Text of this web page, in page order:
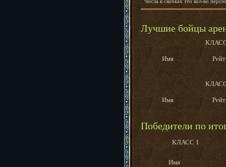
Лучшие бойцы
Имя
Имя
Победители по
КЛАСС 1
Имя